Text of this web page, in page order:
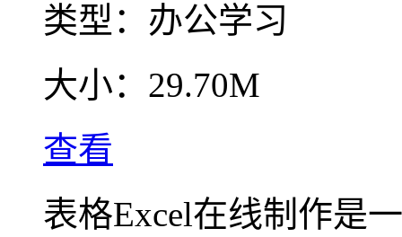
类型： 办公学习
大小： 29.70M
查看
表格Excel在线制作是